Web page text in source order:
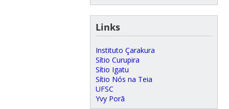
Links
Instituto Çarakura
Sítio Curupira
Sítio Igatu
Sítio Nós na Teia
UFSC
Yvy Porã